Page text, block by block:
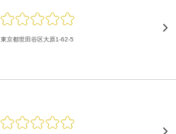
東京都世田谷区大原1-62-5